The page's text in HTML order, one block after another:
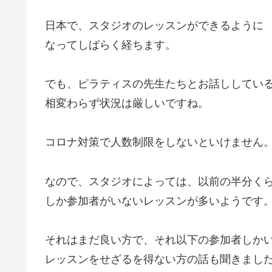
日本で、スタジオのレッスンができるように
なってしばらく経ちます。
でも、ピラティスの先生たちとお話ししている
相変わらず状況は厳しいですね。
コロナ対策で人数制限をしないといけません。
なので、スタジオによっては、以前の半分く
しか参加者がいないレッスンが多いようです。
それはまだ良い方で、それ以下の参加者しか
レッスンをせざるを得ない方の話も聞きました